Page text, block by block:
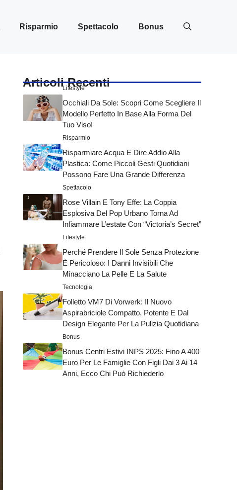
Risparmio Spettacolo Bonus
Articoli Recenti
Lifestyle
Occhiali Da Sole: Scopri Come Scegliere Il
Modello Perfetto In Base Alla Forma Del
Tuo Viso!
Risparmio
Risparmiare Acqua E Dire Addio Alla
Plastica: Come Piccoli Gesti Quotidiani
Possono Fare Una Grande Differenza
Spettacolo
Rose Villain E Tony Effe: La Coppia
Esplosiva Del Pop Urbano Torna Ad
Infiammare L’estate Con “Victoria’s Secret”
Lifestyle
Perché Prendere Il Sole Senza Protezione
È Pericoloso: I Danni Invisibili Che
Minacciano La Pelle E La Salute
Tecnologia
Folletto VM7 Di Vorwerk: Il Nuovo
Aspirabriciole Compatto, Potente E Dal
Design Elegante Per La Pulizia Quotidiana
Bonus
Bonus Centri Estivi INPS 2025: Fino A 400
Euro Per Le Famiglie Con Figli Dai 3 Ai 14
Anni, Ecco Chi Può Richiederlo